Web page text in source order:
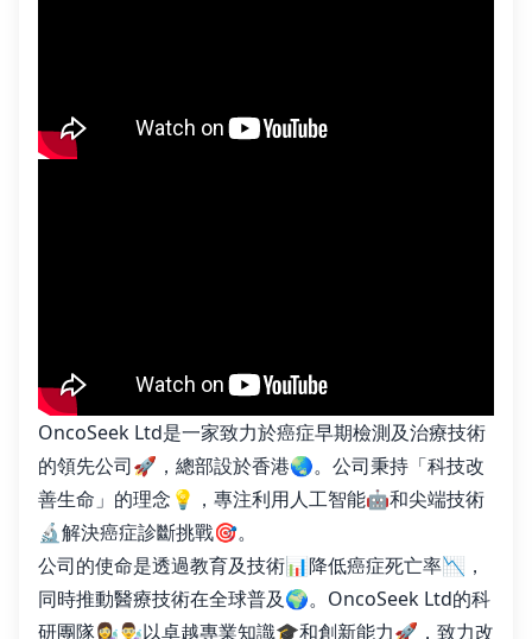
OncoSeek Ltd是一家致力於癌症早期檢測及治療技術
的領先公司🚀，總部設於香港🌏。公司秉持「科技改
善生命」的理念💡，專注利用人工智能🤖和尖端技術
🔬解決癌症診斷挑戰🎯。
公司的使命是透過教育及技術📊降低癌症死亡率📉，
同時推動醫療技術在全球普及🌍。OncoSeek Ltd的科
研團隊👩‍🔬👨‍🔬以卓越專業知識🎓和創新能力🚀，致力改